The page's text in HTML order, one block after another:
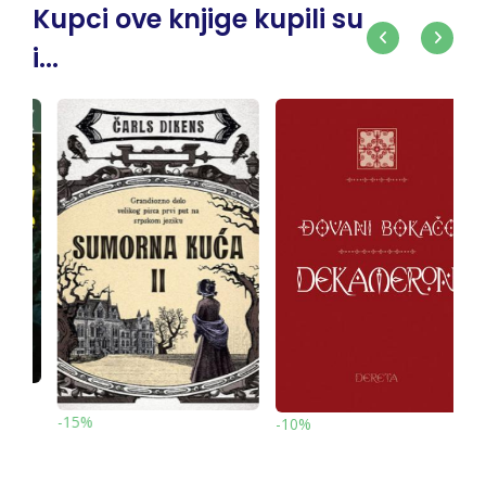
Kupci ove knjige kupili su
i...